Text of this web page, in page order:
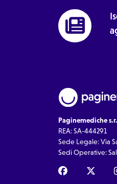
Paginemediche
REA: SA-444291
Sede Legale: Via
Sedi Operative: